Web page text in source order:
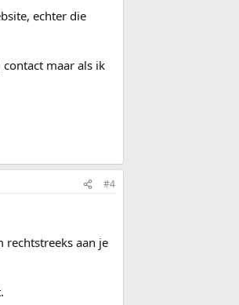
echter die
maar als ik
#4
aan je